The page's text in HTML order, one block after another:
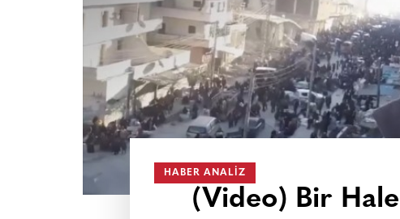
HABER ANALIZ
(Video) Bir